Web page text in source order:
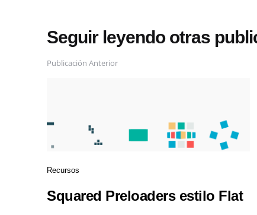
Seguir leyendo otras
Publicación Anterior
Recursos
Squared Preloaders estilo Flat